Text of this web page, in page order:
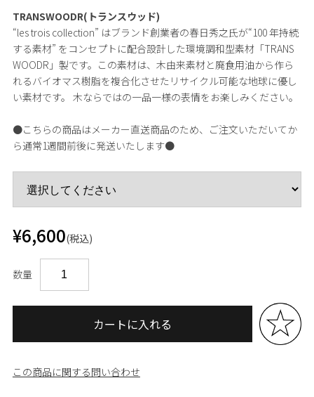
TRANSWOODR(トランスウッド)
“les trois collection” はブランド創業者の春日秀之氏が“100 年持続
する素材” をコンセプトに配合設計した環境調和型素材「TRANS
WOODR」製です。この素材は、木由来素材と廃食用油から作ら
れるバイオマス樹脂を複合化させたリサイクル可能な地球に優し
い素材です。 木ならではの一品一様の表情をお楽しみください。
●こちらの商品はメーカー直送商品のため、ご注文いただいてか
ら通常1週間前後に発送いたします●
¥6,600(税込)
数量
カートに入れる
この商品に関する問い合わせ